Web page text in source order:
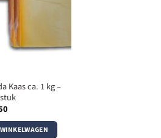
Kaas ca. 1 kg –